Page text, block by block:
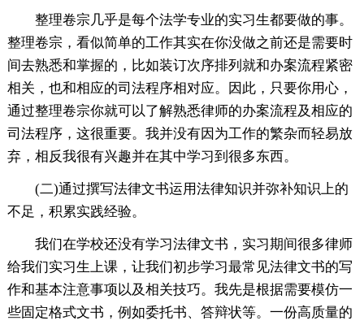
整理卷宗几乎是每个法学专业的实习生都要做的事。
整理卷宗，看似简单的工作其实在你没做之前还是需要时
间去熟悉和掌握的，比如装订次序排列就和办案流程紧密
相关，也和相应的司法程序相对应。因此，只要你用心，
通过整理卷宗你就可以了解熟悉律师的办案流程及相应的
司法程序，这很重要。我并没有因为工作的繁杂而轻易放
弃，相反我很有兴趣并在其中学习到很多东西。
(二)通过撰写法律文书运用法律知识并弥补知识上的
不足，积累实践经验。
我们在学校还没有学习法律文书，实习期间很多律师
给我们实习生上课，让我们初步学习最常见法律文书的写
作和基本注意事项以及相关技巧。我先是根据需要模仿一
些固定格式文书，例如委托书、答辩状等。一份高质量的